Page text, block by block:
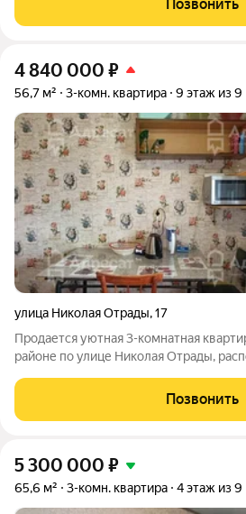
3, 12.9, 10,1 кв. м, кухня 8.1
Позвонить
4 840 000 ₽
56,7 м² 3-комн. квартира 9 этаж из 9
улица Николая Отрады,17
Продается уютная 3-комнатная
районе по улице Николая Отрады,
доступности улицы:
Позвонить
5 300 000 ₽
65,6 м² 3-комн. квартира 4 этаж из 9